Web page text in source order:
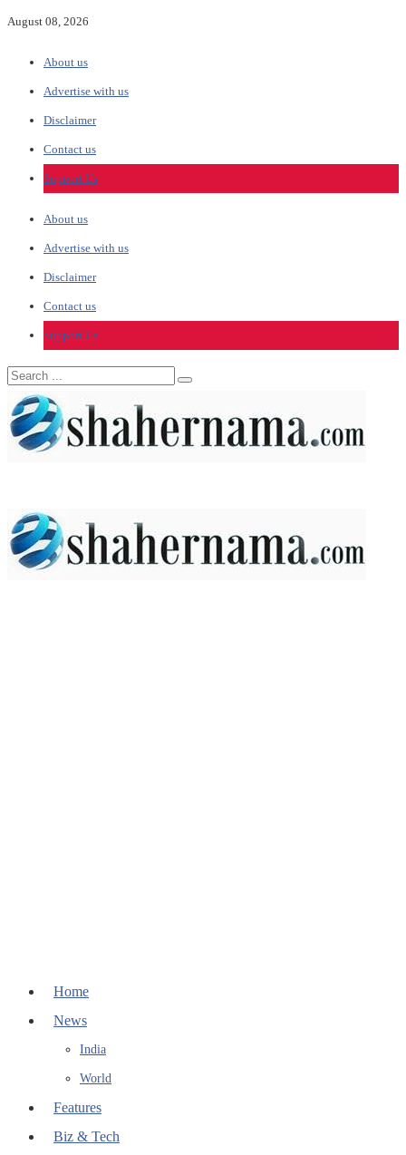
August 08, 2026
About us
Advertise with us
Disclaimer
Contact us
Support Us
About us
Advertise with us
Disclaimer
Contact us
Support Us
Home
News
India
World
Features
Biz & Tech